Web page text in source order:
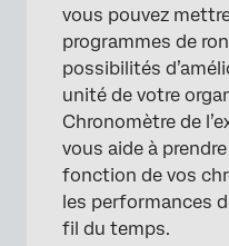
vous pouvez
programmes de
possibilités
unité de votre
Chronomètre de
vous aide à
fonction de vos
les performances
fil du temps.